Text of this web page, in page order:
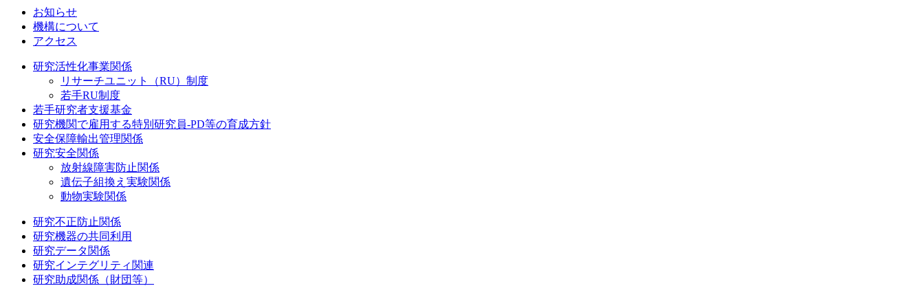
お知らせ
機構について
アクセス
研究活性化事業関係
リサーチユニット（RU）制度
若手RU制度
若手研究者支援基金
研究機関で雇用する特別研究員-PD等の育成方針
安全保障輸出管理関係
研究安全関係
放射線障害防止関係
遺伝子組換え実験関係
動物実験関係
研究不正防止関係
研究機器の共同利用
研究データ関係
研究インテグリティ関連
研究助成関係（財団等）